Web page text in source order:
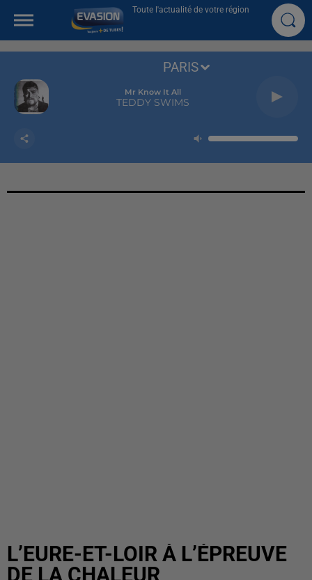
Toute l'actualité de votre région
Mr Know It All
TEDDY SWIMS
PARIS
L’EURE-ET-LOIR À L’ÉPREUVE
DE LA CHALEUR